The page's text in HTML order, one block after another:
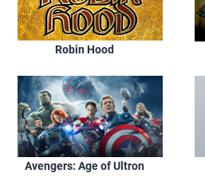
Robin Hood
Avengers: Age of Ultron